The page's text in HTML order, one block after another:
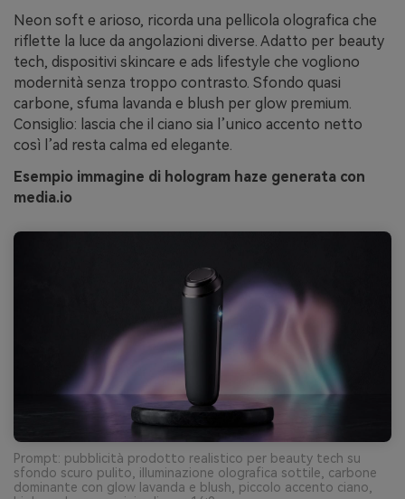
Neon soft e arioso, ricorda una pellicola olografica che
riflette la luce da angolazioni diverse. Adatto per beauty
tech, dispositivi skincare e ads lifestyle che vogliono
modernità senza troppo contrasto. Sfondo quasi
carbone, sfuma lavanda e blush per glow premium.
Consiglio: lascia che il ciano sia l’unico accento netto
così l’ad resta calma ed elegante.
Esempio immagine di hologram haze generata con
media.io
Prompt: pubblicità prodotto realistico per beauty tech su
sfondo scuro pulito, illuminazione olografica sottile, carbone
dominante con glow lavanda e blush, piccolo accento ciano,